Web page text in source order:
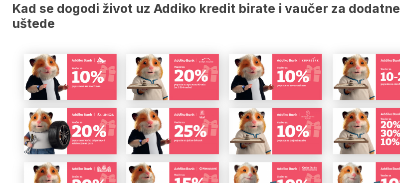
Kad se dogodi život uz Addiko kredit birate i vaučer za dodatne
uštede